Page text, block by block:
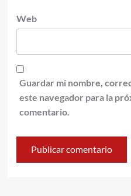
Web
Guardar mi nombre,
este navegador para la
comentario.